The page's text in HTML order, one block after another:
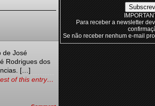
de José
Rodrigues dos
[…]
of this entry…
Para receber a newsletter
Se não receber nenhum e-mail